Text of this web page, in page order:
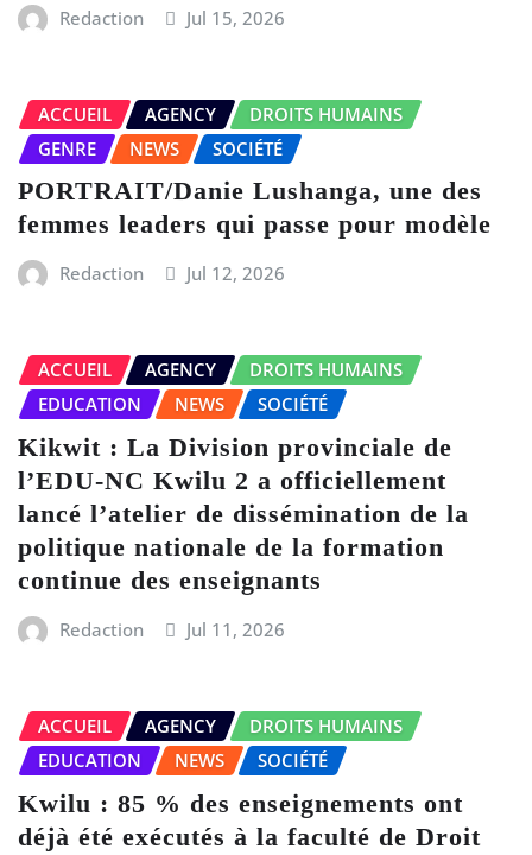
Redaction Jul 15, 2026
ACCUEIL AGENCY
DROITS HUMAINS
GENRE
NEWS SOCIÉTÉ
PORTRAIT/Danie Lushanga, une des
femmes leaders qui passe pour modèle
Redaction Jul 12, 2026
ACCUEIL AGENCY
DROITS HUMAINS
EDUCATION
NEWS SOCIÉTÉ
Kikwit : La Division provinciale de
l’EDU-NC Kwilu 2 a officiellement
lancé l’atelier de dissémination de la
politique nationale de la formation
continue des enseignants
Redaction Jul 11, 2026
ACCUEIL AGENCY
DROITS HUMAINS
EDUCATION
NEWS SOCIÉTÉ
Kwilu : 85 % des enseignements ont
déjà été exécutés à la faculté de Droit